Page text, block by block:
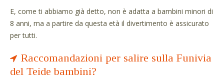
E, come ti abbiamo già detto, non è adatta a bambini minori di
8 anni, ma a partire da questa età il divertimento è assicurato
per tutti.
Raccomandazioni per salire sulla Funivia
del Teide bambini?